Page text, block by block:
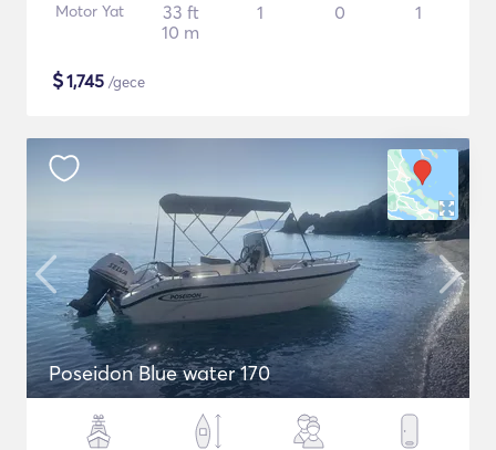
Motor Yat
33 ft
10 m
1 0 1
$1,745 /gece
Poseidon Blue water 170